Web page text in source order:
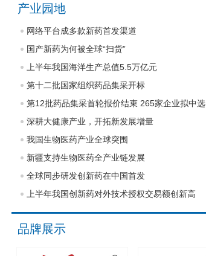
产业园地
网络平台成多款新药首发渠道
国产新药为何被全球“扫货”
上半年我国海洋生产总值5.5万亿元
第十二批国家组织药品集采开标
第12批药品集采首轮报价结束 265家企业拟中选
深耕大健康产业，开拓新发展增量
我国生物医药产业全球突围
新疆支持生物医药全产业链发展
全球同步研发创新药在中国首发
上半年我国创新药对外技术授权交易额创新高
品牌展示